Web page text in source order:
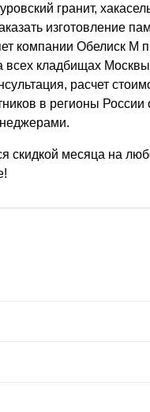
гранит,
изготовление
компании Обелиск
всех кладбищах
расчет
в регионы
скидкой месяца на